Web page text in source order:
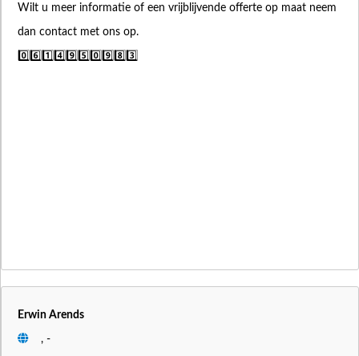
Wilt u meer informatie of een vrijblijvende offerte op maat neem
dan contact met ons op.
0️⃣6️⃣1️⃣4️⃣9️⃣5️⃣0️⃣9️⃣8️⃣3️⃣
Erwin Arends
, -